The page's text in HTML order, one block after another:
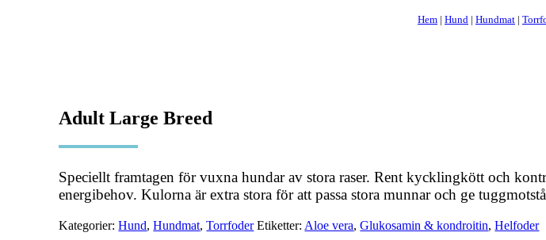
Hem Hund Hundmat
Adult Large Breed
Speciellt framtagen för vuxna hundar av stora raser. Rent kycklingkött och
energibehov. Kulorna är extra stora för att passa stora munnar och ge
Kategorier:Hund,Hundmat,Torrfoder Etiketter: Aloe vera,Glukosamin & kondroitin,Helfoder